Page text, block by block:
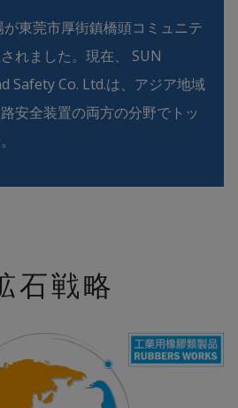
東莞市厚街鎮橋頭コミュニテ
れました。現在、 SUN
Safety Co. Ltd.は、アジア地域
安全装置の両方の分野でトッ
石戦略